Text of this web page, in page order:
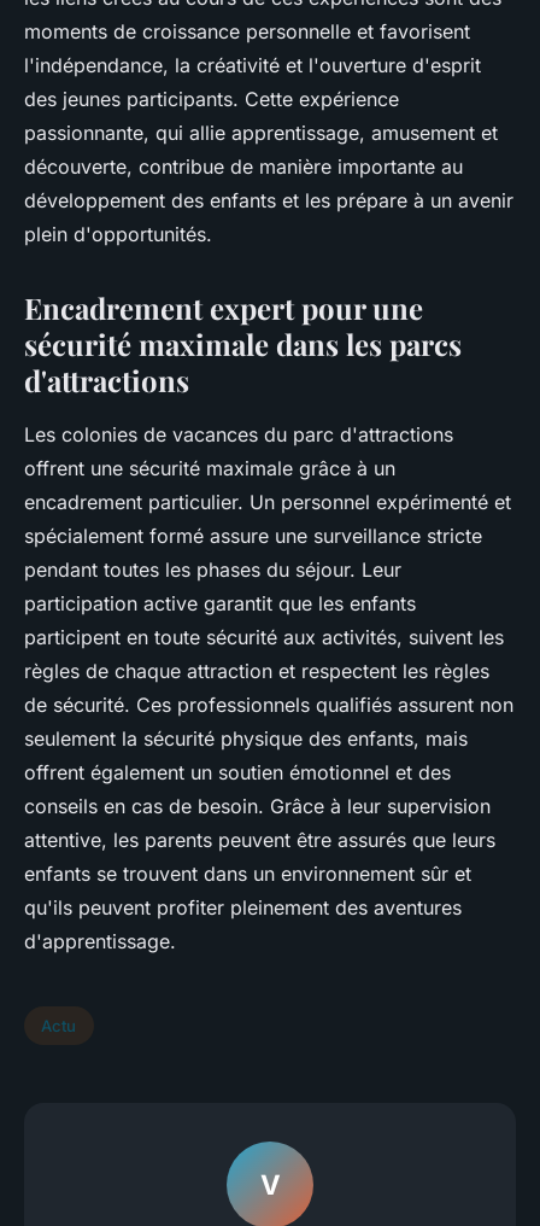
moments de croissance personnelle et favorisent
l'indépendance, la créativité et l'ouverture d'esprit
des jeunes participants. Cette expérience
passionnante, qui allie apprentissage, amusement et
découverte, contribue de manière importante au
développement des enfants et les prépare à un avenir
plein d'opportunités.
Encadrement expert pour une
sécurité maximale dans les parcs
d'attractions
Les colonies de vacances du parc d'attractions
offrent une sécurité maximale grâce à un
encadrement particulier. Un personnel expérimenté et
spécialement formé assure une surveillance stricte
pendant toutes les phases du séjour. Leur
participation active garantit que les enfants
participent en toute sécurité aux activités, suivent les
règles de chaque attraction et respectent les règles
de sécurité. Ces professionnels qualifiés assurent non
seulement la sécurité physique des enfants, mais
offrent également un soutien émotionnel et des
conseils en cas de besoin. Grâce à leur supervision
attentive, les parents peuvent être assurés que leurs
enfants se trouvent dans un environnement sûr et
qu'ils peuvent profiter pleinement des aventures
d'apprentissage.
Actu
V